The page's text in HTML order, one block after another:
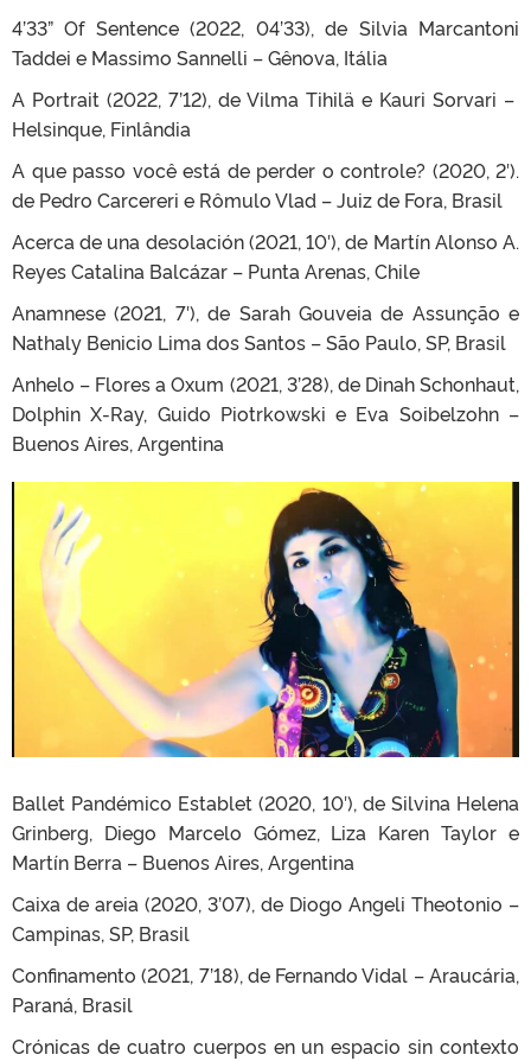
4’33” Of Sentence (2022, 04’33), de Silvia Marcantoni
Taddei e Massimo Sannelli – Gênova, Itália
A Portrait (2022, 7’12), de Vilma Tihilä e Kauri Sorvari –
Helsinque, Finlândia
A que passo você está de perder o controle? (2020, 2′).
de Pedro Carcereri e Rômulo Vlad – Juiz de Fora, Brasil
Acerca de una desolación (2021, 10′), de Martín Alonso A.
Reyes Catalina Balcázar – Punta Arenas, Chile
Anamnese (2021, 7′), de Sarah Gouveia de Assunção e
Nathaly Benicio Lima dos Santos – São Paulo, SP, Brasil
Anhelo – Flores a Oxum (2021, 3’28), de Dinah Schonhaut,
Dolphin X-Ray, Guido Piotrkowski e Eva Soibelzohn –
Buenos Aires, Argentina
Ballet Pandémico Establet (2020, 10′), de Silvina Helena
Grinberg, Diego Marcelo Gómez, Liza Karen Taylor e
Martín Berra – Buenos Aires, Argentina
Caixa de areia (2020, 3’07), de Diogo Angeli Theotonio –
Campinas, SP, Brasil
Confinamento (2021, 7’18), de Fernando Vidal – Araucária,
Paraná, Brasil
Crónicas de cuatro cuerpos en un espacio sin contexto